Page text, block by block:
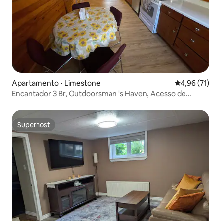
Apartamento ⋅ Limestone 4,96 de uma
4,96 (71)
Encantador 3 Br, Outdoorsman 's Haven, Acesso de
Superhost
Superhost